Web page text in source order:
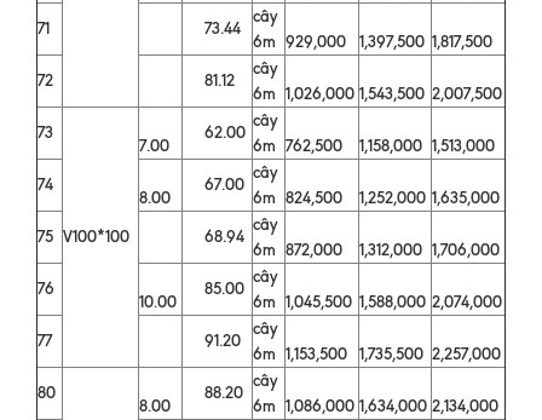
71
73.44
cây
6m 929,000 1,397,500 1,817,500
72
81.12
cây
6m 1,026,000 1,543,500 2,007,500
73
V100*100
7.00
62.00
cây
6m 762,500 1,158,000 1,513,000
74
8.00
67.00
cây
6m 824,500 1,252,000 1,635,000
75
68.94
cây
6m 872,000 1,312,000 1,706,000
76
10.00
85.00
cây
6m 1,045,500 1,588,000 2,074,000
77
91.20
cây
6m 1,153,500 1,735,500 2,257,000
80
8.00
88.20
cây
6m 1,086,000 1,634,000 2,134,000